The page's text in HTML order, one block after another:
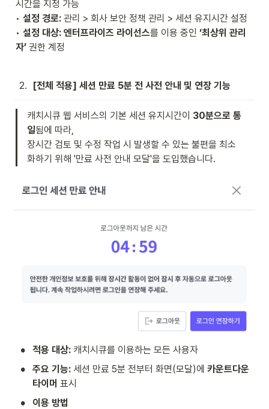
시간을 지정 가능
• 설정 경로: 관리 > 회사 보안 정책 관리 > 세션 유지시간 설정
• 설정 대상: 엔터프라이즈 라이선스를 이용 중인 ‘최상위 관리
자’ 권한 계정
2. [전체 적용] 세션 만료 5분 전 사전 안내 및 연장 기능
캐치시큐 웹 서비스의 기본 세션 유지시간이 30분으로 통
일됨에 따라,
장시간 검토 및 수정 작업 시 발생할 수 있는 불편을 최소
화하기 위해 '만료 사전 안내 모달'을 도입했습니다.
• 적용 대상: 캐치시큐를 이용하는 모든 사용자
• 주요 기능: 세션 만료 5분 전부터 화면(모달)에 카운트다운
타이머 표시
• 이용 방법